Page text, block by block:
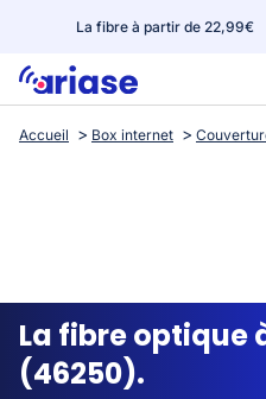
La fibre à partir de 22,99€
Box internet
Streaming
Accueil Box internet
La fibre optique
(46250).